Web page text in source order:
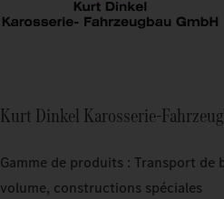
Kurt Dinkel Karosserie-
Gamme de produits : Transport de
volume, constructions spéciales